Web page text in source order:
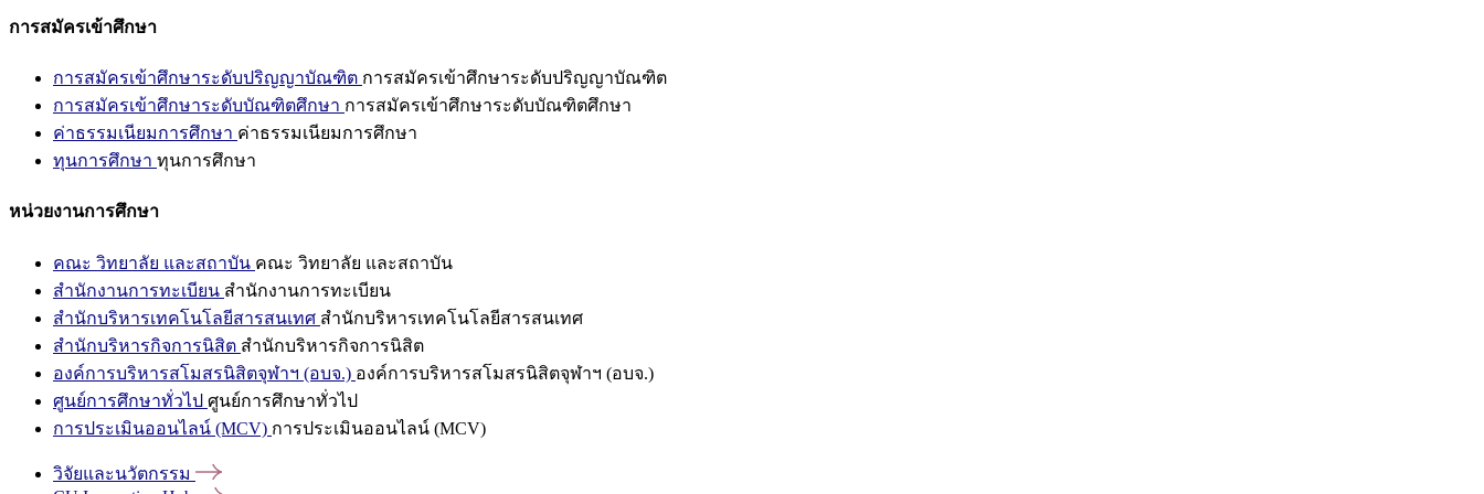
การสมัครเข้าศึกษา
การสมัครเข้าศึกษาระดับปริญญาบัณฑิต การสมัครเข้าศึกษาระดับปริญญาบัณฑิต
การสมัครเข้าศึกษาระดับบัณฑิตศึกษา การสมัครเข้าศึกษาระดับบัณฑิตศึกษา
ค่าธรรมเนียมการศึกษา ค่าธรรมเนียมการศึกษา
ทุนการศึกษา ทุนการศึกษา
หน่วยงานการศึกษา
คณะ วิทยาลัย และสถาบัน คณะ วิทยาลัย และสถาบัน
สำนักงานการทะเบียน สำนักงานการทะเบียน
สำนักบริหารเทคโนโลยีสารสนเทศ สำนักบริหารเทคโนโลยีสารสนเทศ
สำนักบริหารกิจการนิสิต สำนักบริหารกิจการนิสิต
องค์การบริหารสโมสรนิสิตจุฬาฯ (อบจ.) องค์การบริหารสโมสรนิสิตจุฬาฯ (อบจ.)
ศูนย์การศึกษาทั่วไป ศูนย์การศึกษาทั่วไป
การประเมินออนไลน์ (MCV) การประเมินออนไลน์ (MCV)
วิจัยและนวัตกรรม